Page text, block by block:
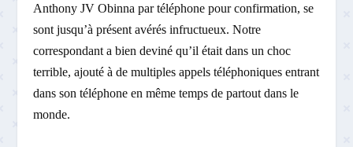
Anthony JV Obinna par téléphone pour confirmation, se
sont jusqu’à présent avérés infructueux. Notre
correspondant a bien deviné qu’il était dans un choc
terrible, ajouté à de multiples appels téléphoniques entrant
dans son téléphone en même temps de partout dans le
monde.